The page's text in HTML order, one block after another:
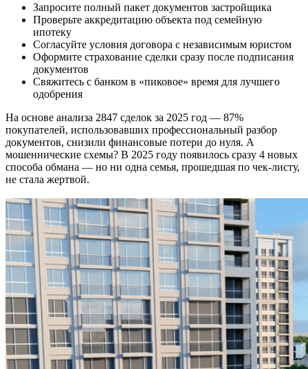
Запросите полный пакет документов застройщика
Проверьте аккредитацию объекта под семейную
ипотеку
Согласуйте условия договора с независимым юристом
Оформите страхование сделки сразу после подписания
документов
Свяжитесь с банком в «пиковое» время для лучшего
одобрения
На основе анализа 2847 сделок за 2025 год — 87%
покупателей, использовавших профессиональный разбор
документов, снизили финансовые потери до нуля. А
мошеннические схемы? В 2025 году появилось сразу 4 новых
способа обмана — но ни одна семья, прошедшая по чек-листу,
не стала жертвой.